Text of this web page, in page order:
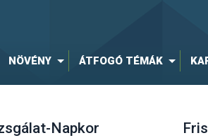
NÖVÉNY ÁTFOGÓ TÉMÁK
Napkor